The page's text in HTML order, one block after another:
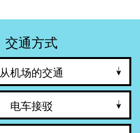
交通方式
从机场的交通
电车接驳